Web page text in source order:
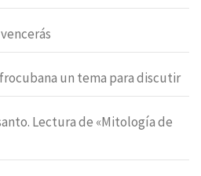
un tema para discutir
Lectura de «Mitología de